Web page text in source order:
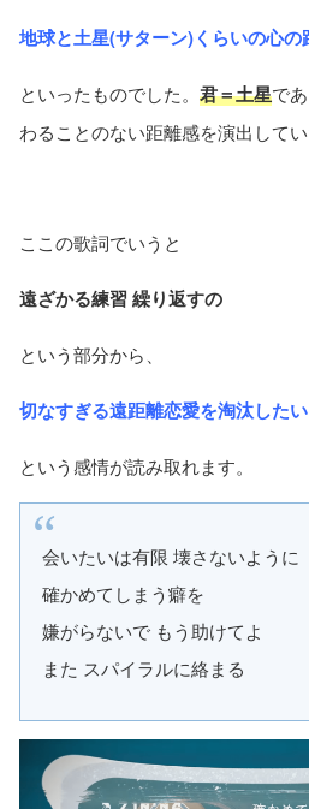
地球と土星(サターン)くらいの心の
といったものでした。 君＝土星で
わることのない距離感を演出してい
ここの歌詞でいうと
遠ざかる練習 繰り返すの
という部分から、
切なすぎる遠距離恋愛を淘汰したい
という感情が読み取れます。
会いたいは有限 壊さないように
確かめてしまう癖を
嫌がらないで もう助けてよ
また スパイラルに絡まる